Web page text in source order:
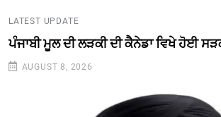
LATEST UPDATE
ਪੰਜਾਬੀ ਮੂਲ ਦੀ ਲੜਕੀ ਦੀ ਕੈਨੇਡਾ ਵਿਖੇ ਹੋਈ
AUGUST 8, 2026